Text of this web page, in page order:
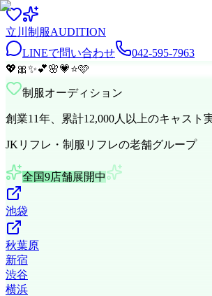
立川 制服AUDITION
LINEで問い合わせ
042-595-7963
💖 🎀✨💕🌸💗⭐🩷
制服オーディション
創業11年、累計12,000人以上のキャスト
JKリフレ・制服リフレの老舗グループ
全国9店舗展開中
池袋
秋葉原
新宿
渋谷
横浜